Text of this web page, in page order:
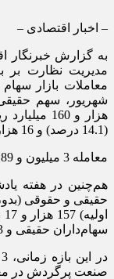
– اخبار اقتصادی –
به گزارش خبرنگار
مدیریت نظارت بر
(14.1 درصد) و 16 هزار و 757 میلیارد ریال (7.5 درصد) بود.
معامله 3 میلیون و 189 هزار تن محصول در بورس
هم‌چنین در هفته
حقیقی و حقوقی
سهام‌داران حقیقی و 993 نفر مربوط به حقوقی‌ها می‌شود.
صنعت پرگردش در